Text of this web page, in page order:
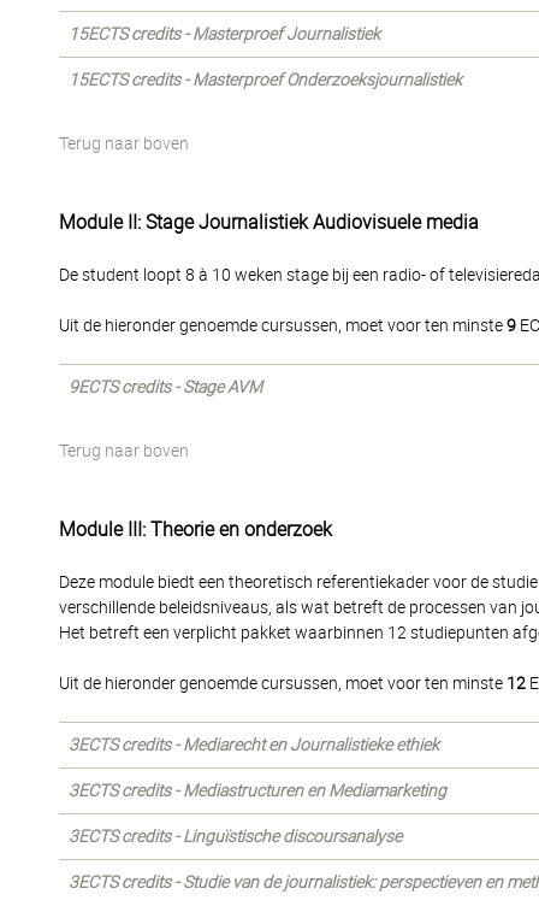
15ECTS credits - Masterproef Journalistiek
15ECTS credits - Masterproef Onderzoeksjournalistiek
Terug naar boven
Module II: Stage Journalistiek Audiovisuele media
De student loopt 8 à 10 weken stage bij een radio- of
Uit de hieronder genoemde cursussen, moet voor ten minste9
9ECTS credits - Stage AVM
Terug naar boven
Module III: Theorie en onderzoek
Deze module biedt een theoretisch referentiekader voor de
verschillende beleidsniveaus, als wat betreft de processen van
Het betreft een verplicht pakket waarbinnen 12 studiepunten
Uit de hieronder genoemde cursussen, moet voor ten minste 12
3ECTS credits - Mediarecht en Journalistieke ethiek
3ECTS credits - Mediastructuren en Mediamarketing
3ECTS credits - Linguïstische discoursanalyse
3ECTS credits - Studie van de journalistiek: perspectieven en